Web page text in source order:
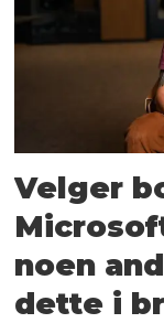
Velger
noen
dette i